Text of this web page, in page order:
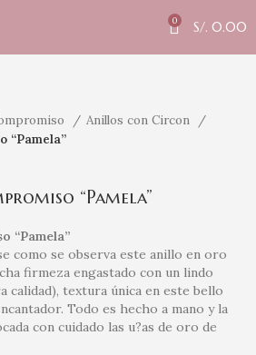
0 S/. 0.00
Anillos con Circon
“Pamela”
“Pamela”
“Pamela”
como se observa este anillo en oro
firmeza engastado con un lindo
calidad), textura única en este bello
Todo es hecho a mano y la
con cuidado las u?as de oro de